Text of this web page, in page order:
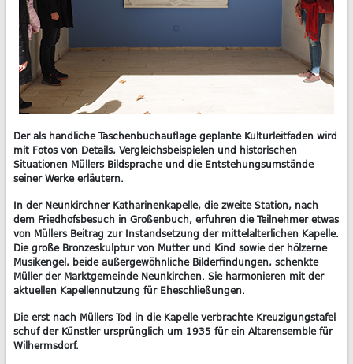
Der als handliche Taschenbuchauflage geplante Kulturleitfaden wird
mit Fotos von Details, Vergleichsbeispielen und historischen
Situationen Müllers Bildsprache und die Entstehungsumstände
seiner Werke erläutern.
In der Neunkirchner Katharinenkapelle, die zweite Station, nach
dem Friedhofsbesuch in Großenbuch, erfuhren die Teilnehmer etwas
von Müllers Beitrag zur Instandsetzung der mittelalterlichen Kapelle.
Die große Bronzeskulptur von Mutter und Kind sowie der hölzerne
Musikengel, beide außergewöhnliche Bilderfindungen, schenkte
Müller der Marktgemeinde Neunkirchen. Sie harmonieren mit der
aktuellen Kapellennutzung für Eheschließungen.
Die erst nach Müllers Tod in die Kapelle verbrachte Kreuzigungstafel
schuf der Künstler ursprünglich um 1935 für ein Altarensemble für
Wilhermsdorf.